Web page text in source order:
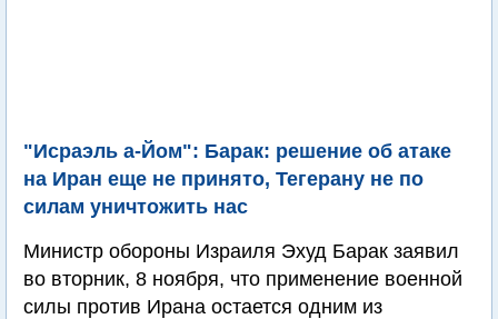
"Исраэль а-Йом": Барак: решение об атаке
на Иран еще не принято, Тегерану не по
силам уничтожить нас
Министр обороны Израиля Эхуд Барак заявил
во вторник, 8 ноября, что применение военной
силы против Ирана остается одним из